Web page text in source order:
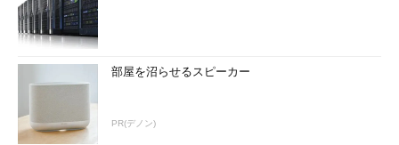
部屋を沼らせるスピーカー
PR(デノン)